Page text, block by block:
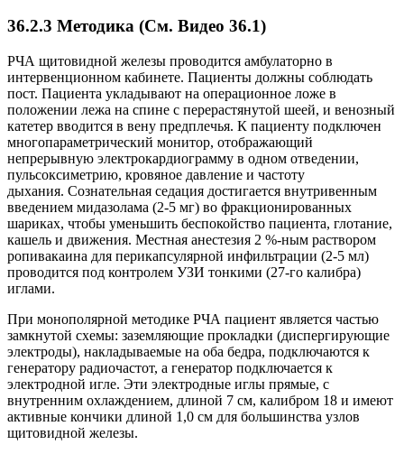
36.2.3 Методика (См. Видео 36.1)
РЧА щитовидной железы проводится амбулаторно в
интервенционном кабинете. Пациенты должны соблюдать
пост. Пациента укладывают на операционное ложе в
положении лежа на спине с перерастянутой шеей, и венозный
катетер вводится в вену предплечья. К пациенту подключен
многопараметрический монитор, отображающий
непрерывную электрокардиограмму в одном отведении,
пульсоксиметрию, кровяное давление и частоту
дыхания. Сознательная седация достигается внутривенным
введением мидазолама (2-5 мг) во фракционированных
шариках, чтобы уменьшить беспокойство пациента, глотание,
кашель и движения. Местная анестезия 2 %-ным раствором
ропивакаина для перикапсулярной инфильтрации (2-5 мл)
проводится под контролем УЗИ тонкими (27-го калибра)
иглами.
При монополярной методике РЧА пациент является частью
замкнутой схемы: заземляющие прокладки (диспергирующие
электроды), накладываемые на оба бедра, подключаются к
генератору радиочастот, а генератор подключается к
электродной игле. Эти электродные иглы прямые, с
внутренним охлаждением, длиной 7 см, калибром 18 и имеют
активные кончики длиной 1,0 см для большинства узлов
щитовидной железы.